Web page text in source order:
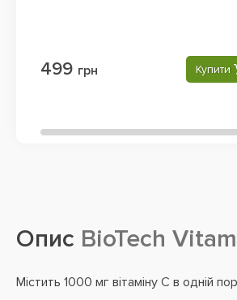
499 грн Купити
Опис BioTech
Містить 1000 мг вітаміну С в одній